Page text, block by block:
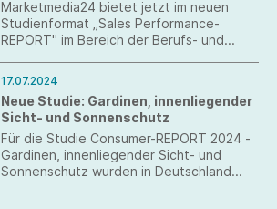
Marketmedia24 bietet jetzt im neuen
Studienformat „Sales Performance-
REPORT" im Bereich der Berufs- und
17.07.2024
Neue Studie: Gardinen, innenliegender
Sicht- und Sonnenschutz
Für die Studie Consumer-REPORT 2024 -
Gardinen, innenliegender Sicht- und
Sonnenschutz wurden in Deutschland